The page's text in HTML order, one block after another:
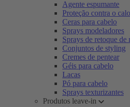
Agente espumante
Proteção contra o
Ceras para cabelo
Sprays modeladores
Sprays de retoque de
Conjuntos de styling
Cremes de pentear
Géis para cabelo
Lacas
Pó para cabelo
Sprays texturizantes
Produtos leave-in